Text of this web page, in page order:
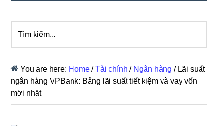
kiếm...
You are here: Home / Tài chính / Ngân hàng /Lãi suất
ngân hàng VPBank: Bảng lãi suất tiết kiệm và vay vốn
mới nhất